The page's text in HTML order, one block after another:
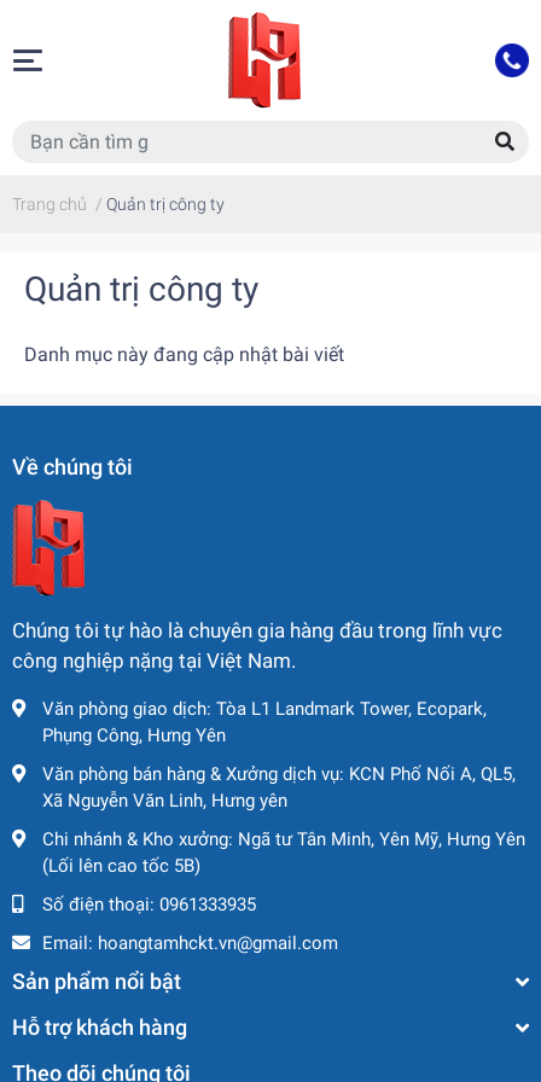
Trang chủ / Quản trị công ty
Quản trị công ty
Danh mục này đang cập nhật bài viết
Về chúng tôi
Chúng tôi tự hào là chuyên gia hàng đầu trong lĩnh vực
công nghiệp nặng tại Việt Nam.
Văn phòng giao dịch: Tòa L1 Landmark Tower, Ecopark,
Phụng Công, Hưng Yên
Văn phòng bán hàng & Xưởng dịch vụ: KCN Phố Nối A, QL5,
Xã Nguyễn Văn Linh, Hưng yên
Chi nhánh & Kho xưởng: Ngã tư Tân Minh, Yên Mỹ, Hưng Yên
(Lối lên cao tốc 5B)
Số điện thoại: 0961333935
Email: hoangtamhckt.vn@gmail.com
Sản phẩm nổi bật
Hỗ trợ khách hàng
Theo dõi chúng tôi